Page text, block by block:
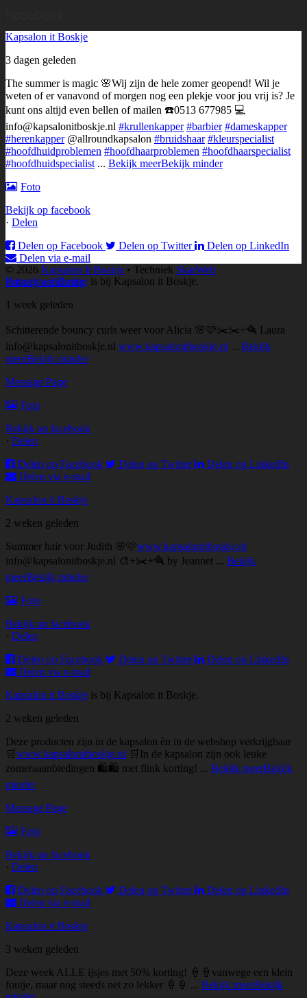
Kapsalon it Boskje
3 dagen geleden
The summer is magic 🌸Wij zijn de hele zomer geopend! Wil je
weten of er vanavond of morgen nog een plekje voor jou vrij is? Je
kunt ons altijd even bellen of mailen ☎️0513 677985 💻
info@kapsalonitboskje.nl #krullenkapper #barbier #dameskapper
#herenkapper@allroundkapsalon #bruidshaar #kleurspecialist
#hoofdhuidproblemen #hoofdhaarproblemen #hoofdhaarspecialist
#hoofdhuidspecialist ... Bekijk meerBekijk minder
Foto
Bekijk op facebook
· Delen
Delen op Facebook
Delen op Twitter
Delen op LinkedIn
Delen via e-mail
Kapsalon it Boskje is bij Kapsalon it Boskje.
1 week geleden
Schitterende bouncy curls weer voor Alicia 🌸🩷✂️✂️+🪮 Laura
info@kapsalonitboskje.nl www.kapsalonitboskje.nl ... Bekijk
meerBekijk minder
Message Page
Foto
Bekijk op facebook
· Delen
Delen op Facebook
Delen op Twitter
Delen op LinkedIn
Delen via e-mail
Kapsalon it Boskje
2 weken geleden
Summer hair voor Judith 🌸🩷www.kapsalonitboskje.nl
info@kapsalonitboskje.nl 🎨+✂️+🪮 by Jeannet ... Bekijk
meerBekijk minder
Foto
Bekijk op facebook
· Delen
Delen op Facebook
Delen op Twitter
Delen op LinkedIn
Delen via e-mail
Kapsalon it Boskje is bij Kapsalon it Boskje.
2 weken geleden
Deze producten zijn in de kapsalon èn in de webshop verkrijgbaar
🛒www.kapsalonitboskje.nl 🛒 In de kapsalon zijn ook leuke
zomeraaanbiedingen 🛍🛍 met flink korting! ... Bekijk meerBekijk
minder
Message Page
Foto
Bekijk op facebook
· Delen
Delen op Facebook
Delen op Twitter
Delen op LinkedIn
Delen via e-mail
Kapsalon it Boskje
3 weken geleden
Deze week ALLE ijsjes met 50% korting! 🍦🍦vanwege een klein
foutje, maar nog steeds net zo lekker 🍦🍦 ... Bekijk meerBekijk
© 2026 Kapsalon It Boskje • Techniek SkarWeb
Privacy verklaring